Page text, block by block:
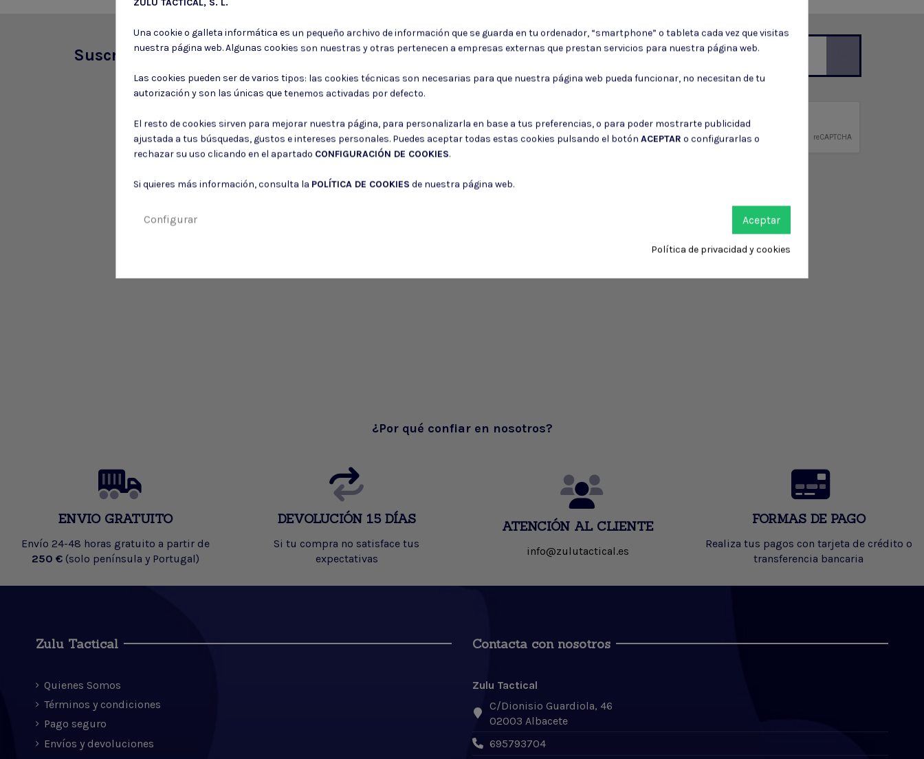
Suscríbete a nuestro boletín
Puede darse de baja en cualquier momento. Para ello, consulte nuestra información de contacto en el aviso legal.
Consiento el uso de mis datos para los fines indicados en la
Política de privacidad
Consiento el uso de mis datos personales para recibir publicidad de su entidad.
¿Por qué confiar en nosotros?
ENVIO GRATUITO
Envío 24-48 horas gratuito a partir de
250 € (solo península y Portugal)
DEVOLUCIÓN 15 DÍAS
Si tu compra no satisface tus
expectativas
ATENCIÓN AL CLIENTE
info@zulutactical.es
FORMAS DE PAGO
Realiza tus pagos con tarjeta de crédito o
transferencia bancaria
Zulu Tactical
Quienes Somos
Términos y condiciones
Pago seguro
Envíos y devoluciones
Contacta con nosotros
Zulu Tactical
C/Dionisio Guardiola, 46
02003 Albacete
695793704
ZULU TACTICAL, S. L.
Una cookie o galleta informática es un pequeño archivo de información que se guarda en tu ordenador, “smartphone” o tableta cada vez que visitas
nuestra página web. Algunas cookies son nuestras y otras pertenecen a empresas externas que prestan servicios para nuestra página web.
Las cookies pueden ser de varios tipos: las cookies técnicas son necesarias para que nuestra página web pueda funcionar, no necesitan de tu
autorización y son las únicas que tenemos activadas por defecto.
El resto de cookies sirven para mejorar nuestra página, para personalizarla en base a tus preferencias, o para poder mostrarte publicidad
ajustada a tus búsquedas, gustos e intereses personales. Puedes aceptar todas estas cookies pulsando el botón ACEPTAR o configurarlas o
rechazar su uso clicando en el apartado CONFIGURACIÓN DE COOKIES.
Si quieres más información, consulta la POLÍTICA DE COOKIES de nuestra página web.
Aceptar
Configurar
Política de privacidad y cookies